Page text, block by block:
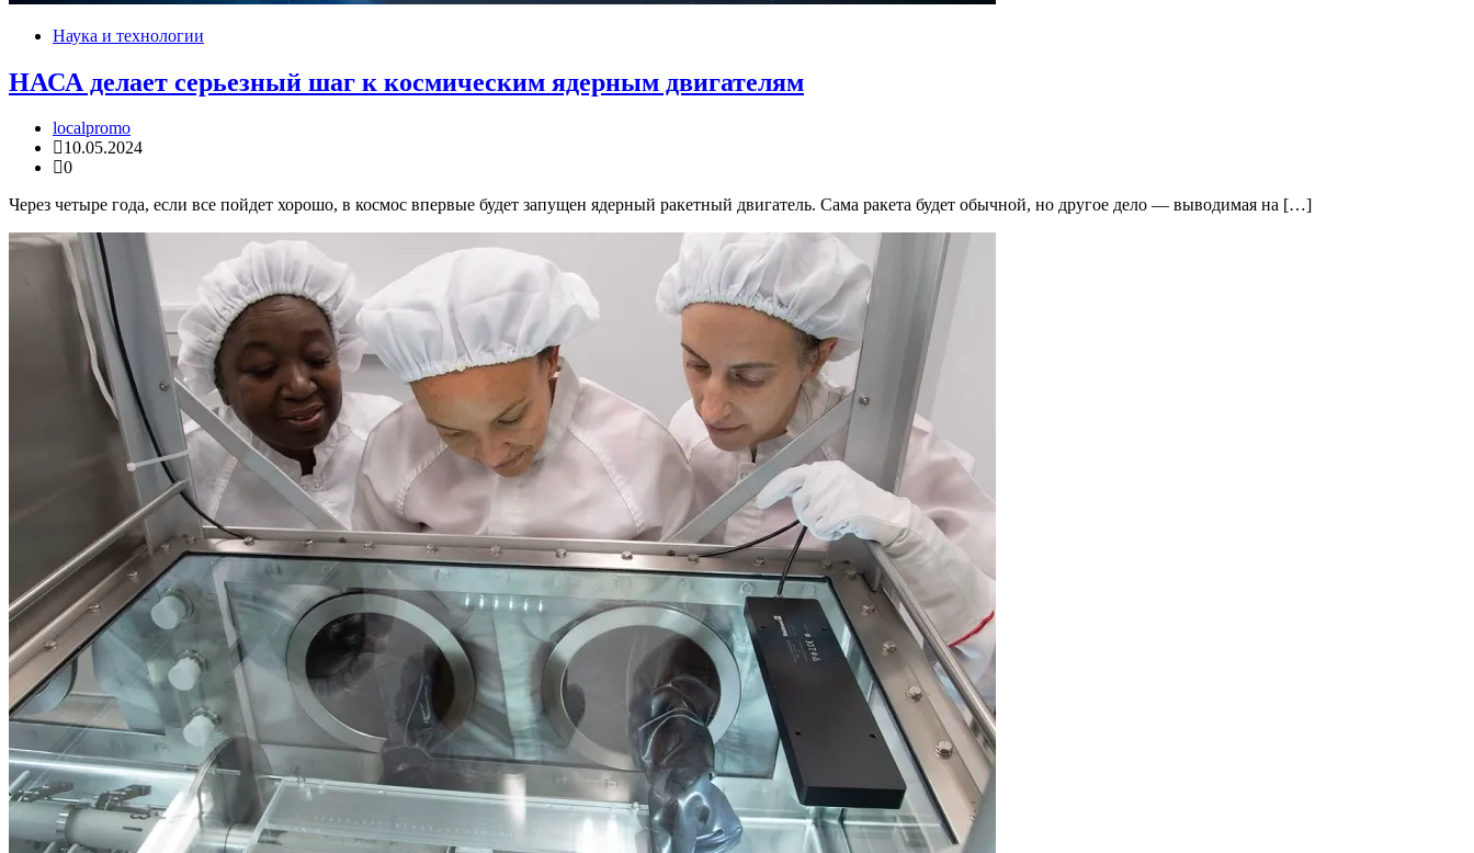
Наука и технологии
НАСА делает серьезный шаг к космическим ядерным двигателям
localpromo
10.05.2024
0
Через четыре года, если все пойдет хорошо, в космос впервые будет запущен ядерный ракетный двигатель. Сама ракета будет обычной, но другое дело — выводимая на […]